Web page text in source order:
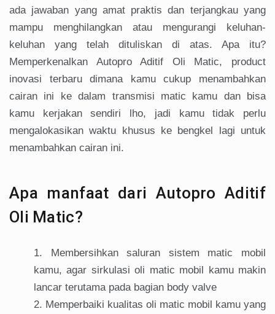
ada jawaban yang amat praktis dan terjangkau yang
mampu menghilangkan atau mengurangi keluhan-
keluhan yang telah dituliskan di atas. Apa itu?
Memperkenalkan Autopro Aditif Oli Matic, product
inovasi terbaru dimana kamu cukup menambahkan
cairan ini ke dalam transmisi matic kamu dan bisa
kamu kerjakan sendiri lho, jadi kamu tidak perlu
mengalokasikan waktu khusus ke bengkel lagi untuk
menambahkan cairan ini.
Apa manfaat dari Autopro Aditif
Oli Matic?
Membersihkan saluran sistem matic mobil
kamu, agar sirkulasi oli matic mobil kamu makin
lancar terutama pada bagian body valve
Memperbaiki kualitas oli matic mobil kamu yang